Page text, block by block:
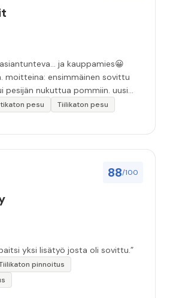
ja kauppamies😀
pesijän nukuttua pommiin. uusi
oikein hyvää ja osaavaa. toinen
matkoilla ja jossain
naapuri uskaltautui
”
pesu
Tiilikaton pesu
88/100
yksi lisätyö josta oli sovittu.”
pinnoitus